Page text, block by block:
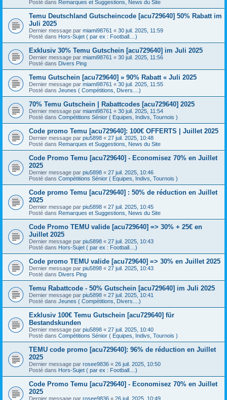
Posté dans Remarques et Suggestions, News du Site
Temu Deutschland Gutscheincode [acu729640] 50% Rabatt im
Juli 2025
Dernier message par miami98761 « 30 juil. 2025, 11:59
Posté dans Hors-Sujet ( par ex : Football....)
Exklusiv 30% Temu Gutschein [acu729640] im Juli 2025
Dernier message par miami98761 « 30 juil. 2025, 11:56
Posté dans Divers Ping
Temu Gutschein [acu729640] » 90% Rabatt « Juli 2025
Dernier message par miami98761 « 30 juil. 2025, 11:55
Posté dans Jeunes ( Compétitions, Divers....)
70% Temu Gutschein | Rabattcodes [acu729640] 2025
Dernier message par miami98761 « 30 juil. 2025, 11:54
Posté dans Compétitions Sénior ( Equipes, Indivs, Tournois )
Code promo Temu [acu729640]: 100€ OFFERTS | Juillet 2025
Dernier message par piu5898 « 27 juil. 2025, 10:48
Posté dans Remarques et Suggestions, News du Site
Code Promo Temu [acu729640] - Economisez 70% en Juillet
2025
Dernier message par piu5898 « 27 juil. 2025, 10:46
Posté dans Compétitions Sénior ( Equipes, Indivs, Tournois )
Code promo Temu [acu729640] : 50% de réduction en Juillet
2025
Dernier message par piu5898 « 27 juil. 2025, 10:45
Posté dans Remarques et Suggestions, News du Site
Code Promo TEMU valide [acu729640] => 30% + 25€ en
Juillet 2025
Dernier message par piu5898 « 27 juil. 2025, 10:43
Posté dans Hors-Sujet ( par ex : Football....)
Code promo TEMU valide [acu729640] => 30% en Juillet 2025
Dernier message par piu5898 « 27 juil. 2025, 10:43
Posté dans Divers Ping
Temu Rabattcode - 50% Gutschein [acu729640] im Juli 2025
Dernier message par piu5898 « 27 juil. 2025, 10:41
Posté dans Jeunes ( Compétitions, Divers....)
Exklusiv 100€ Temu Gutschein [acu729640] für
Bestandskunden
Dernier message par piu5898 « 27 juil. 2025, 10:40
Posté dans Compétitions Sénior ( Equipes, Indivs, Tournois )
TEMU code promo [acu729640]: 96% de réduction en Juillet
2025
Dernier message par rosee9836 « 26 juil. 2025, 10:50
Posté dans Hors-Sujet ( par ex : Football....)
Code Promo Temu [acu729640] - Economisez 70% en Juillet
2025
Dernier message par rosee9836 « 26 juil. 2025, 10:49